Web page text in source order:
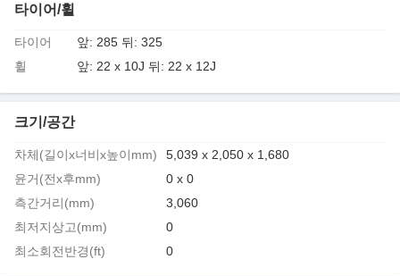
타이어/휠
타이어
앞: 285 뒤: 325
휠
앞: 22 x 10J 뒤: 22 x 12J
크기/공간
차체(길이x너비x높이mm)
5,039 x 2,050 x 1,680
윤거(전x후mm)
0 x 0
측간거리(mm)
3,060
최저지상고(mm)
0
최소회전반경(ft)
0